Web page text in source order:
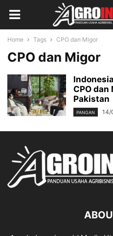
Home Tags CPO dan Migor
CPO dan Migor
CPO dan
Pakistan
PANGAN 14/